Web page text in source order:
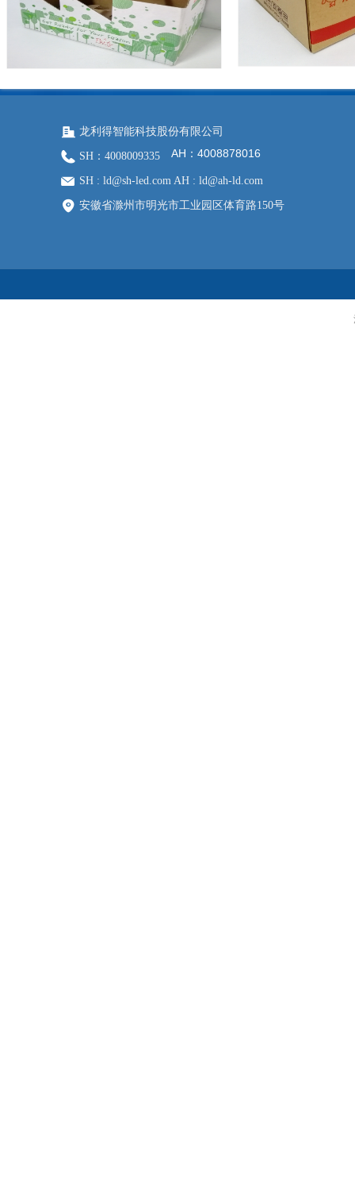
龙利得智能科技股份有限公司
SH：4008009335
SH : ld@sh-led.com AH : ld@ah-ld.com
安徽省滁州市明光市工业园区体育路150号
AH：4008878016